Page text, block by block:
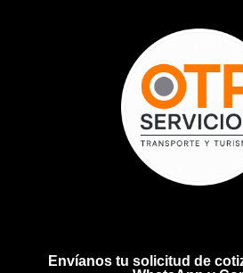
Envíanos tu solicitud de